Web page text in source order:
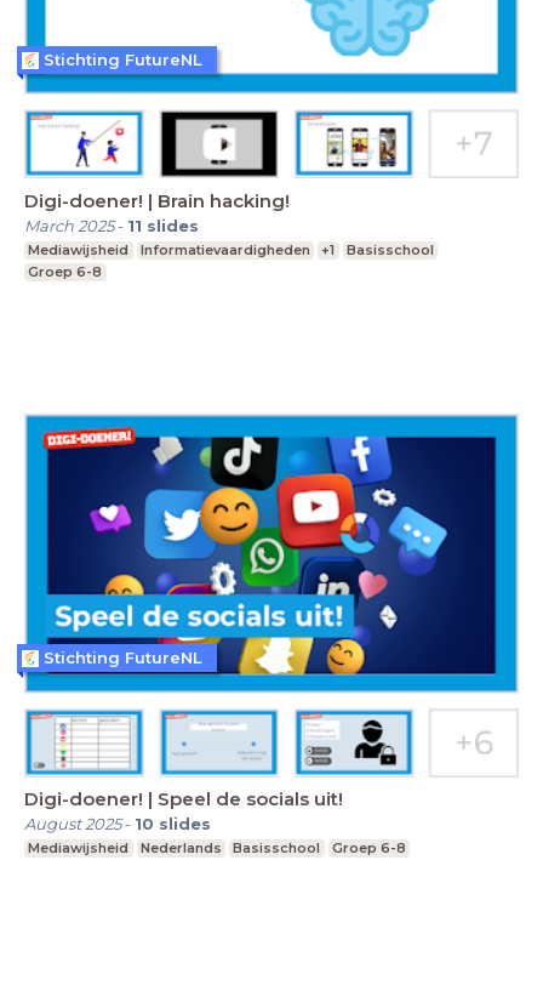
Digi-doener! | Brain hacking!
March 2025- 11 slides
Mediawijsheid Informatievaardigheden +1
Basisschool
Groep 6-8
Stichting FutureNL
Digi-doener! | Speel de socials uit!
August 2025- 10 slides
Mediawijsheid Nederlands Basisschool Groep 6-8
Stichting FutureNL